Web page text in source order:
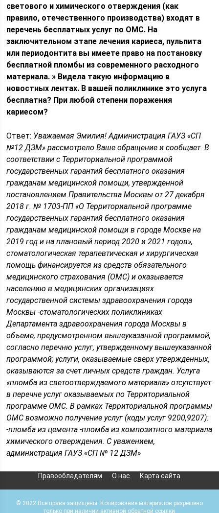
светового и химического отверждения (как
правило, отечественного производства) входят в
перечень бесплатных услуг по ОМС. На
заключительном этапе лечения кариеса, пульпита
или периодонтита вы имеете право на постановку
бесплатной пломбы из современного расходного
материала. » Видела такую информацию в
новостных лентах. В вашей поликлинике это услуга
бесплатна? При любой степени поражения
кариесом?
Ответ: Уважаемая Эмилия! Администрация ГАУЗ «СП
№12 ДЗМ» рассмотрело Ваше обращение и сообщает. В
соответствии с Территориальной программой
государственных гарантий бесплатного оказания
гражданам медицинской помощи, утвержденной
постановлением Правительства Москвы от 27 декабря
2018 г. № 1703-ПП «О Территориальной программе
государственных гарантий бесплатного оказания
гражданам медицинской помощи в городе Москве на
2019 год и на плановый период 2020 и 2021 годов»,
стоматологическая терапевтическая и хирургическая
помощь финансируется из средств обязательного
медицинского страхования (ОМС) и оказывается
населению в медицинских организациях
государственной системы здравоохранения города
Москвы -стоматологических поликлиниках
Департамента здравоохранения города Москвы в
объеме, предусмотренном вышеуказанной программой,
согласно перечню услуг, утвержденному вышеуказанной
программой; услуги, оказываемые сверх утвержденных,
оказываются за счет личных средств граждан. Услуга
«пломба из светоотверждаемого материала» отсутствует
в перечне услуг оказываемых по Территориальной
программе ОМС. В рамках Территориальной программы
ОМС возможно получение услуг (коды услуг 9200,9207):
-пломба из цемента -пломба из композитного материала
химического отверждения. С уважением,
администрация ГАУЗ «СП № 12 ДЗМ»
Правообладателям О нас Карта сайта
© 2022 Все права защищены. Копирование материалов разрешено
только при наличии активной обратной ссылки